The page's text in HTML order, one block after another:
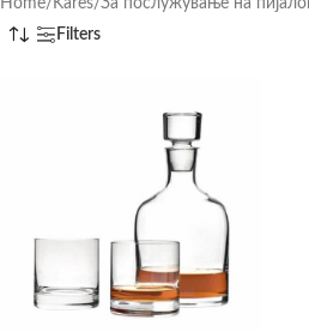
Home/ Kares/За послужување на
Filters